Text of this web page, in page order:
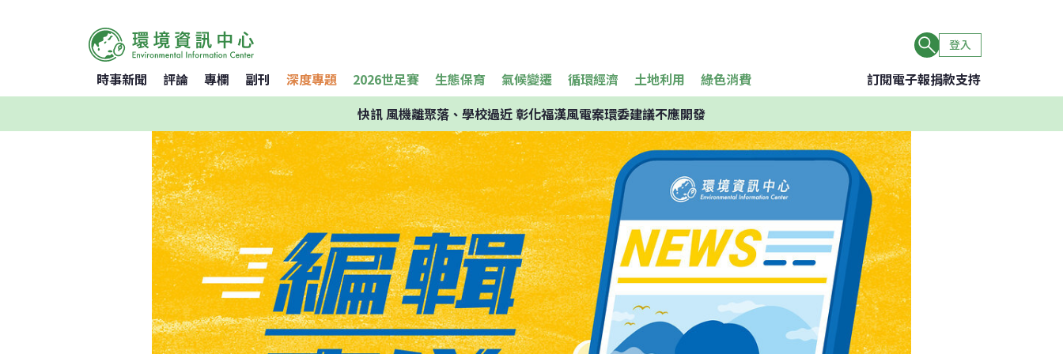
登入
時事新聞 評論 專欄 副刊 深度專題 2026世足賽 生態保育 氣候變遷 循環經濟 土地利用 綠色消費 訂閱電子報捐款支持
快訊風機離聚落、學校過近 彰化福漢風電案環委建議不應開發